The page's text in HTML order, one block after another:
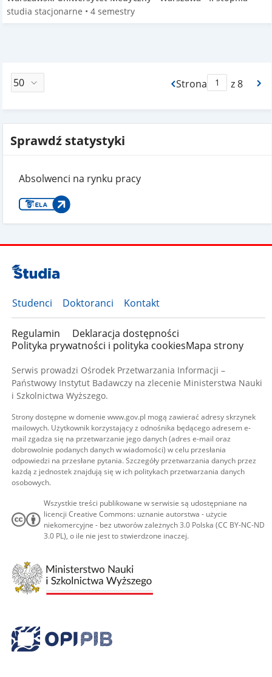
studia stacjonarne • 4 semestry
Strona
Max Stronaz 8
Sprawdź statystyki
Absolwenci na rynku pracy
Studenci Doktoranci Kontakt
Regulamin
Deklaracja dostępności
Polityka prywatności i polityka cookiesMapa strony
Serwis prowadzi Ośrodek Przetwarzania Informacji –
Państwowy Instytut Badawczy na zlecenie Ministerstwa Nauki
i Szkolnictwa Wyższego.
Strony dostępne w domenie www.gov.pl mogą zawierać adresy skrzynek
mailowych. Użytkownik korzystający z odnośnika będącego adresem e-
mail zgadza się na przetwarzanie jego danych (adres e-mail oraz
dobrowolnie podanych danych w wiadomości) w celu przesłania
odpowiedzi na przesłane pytania. Szczegóły przetwarzania danych przez
każdą z jednostek znajdują się w ich politykach przetwarzania danych
osobowych.
Wszystkie treści publikowane w serwisie są udostępniane na
licencji Creative Commons: uznanie autorstwa - użycie
niekomercyjne - bez utworów zależnych 3.0 Polska (CC BY-NC-ND
3.0 PL), o ile nie jest to stwierdzone inaczej.